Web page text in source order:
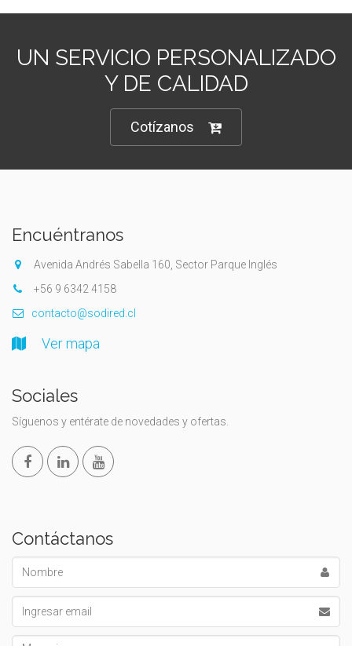
UN SERVICIO PERSONALIZADO
Y DE CALIDAD
Cotízanos
Encuéntranos
Avenida Andrés Sabella 160, Sector Parque Inglés
+56 9 6342 4158
contacto@sodired.cl
Ver mapa
Sociales
Síguenos y entérate de novedades y ofertas.
Contáctanos
Mensaje